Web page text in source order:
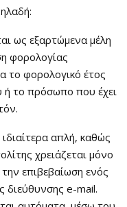
ως εξαρτώμενα μέλη
φορολογίας
το φορολογικό έτος
ή το πρόσωπο που έχει
απλή, καθώς
χρειάζεται μόνο
επιβεβαίωση ενός
διεύθυνσης e-mail.